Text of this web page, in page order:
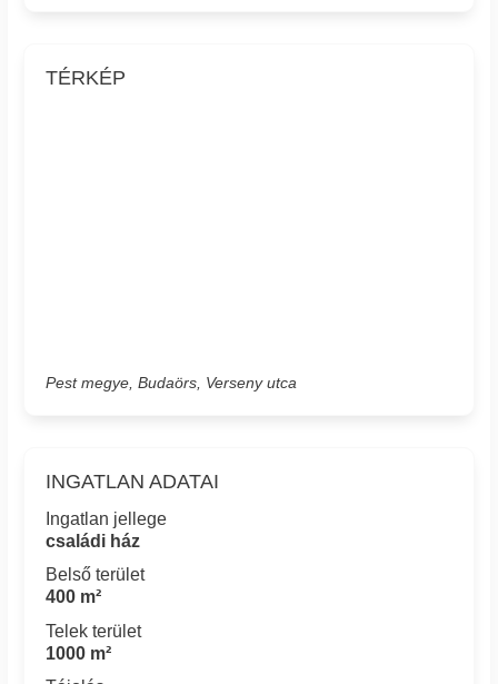
TÉRKÉP
Pest megye, Budaörs, Verseny utca
INGATLAN ADATAI
Ingatlan jellege
családi ház
Belső terület
400 m²
Telek terület
1000 m²